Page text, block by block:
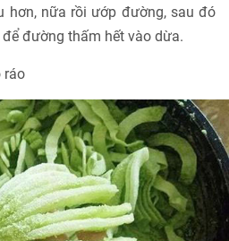
hơn, nữa rồi ướp đường, sau đó
đường thấm hết vào dừa.
ráo